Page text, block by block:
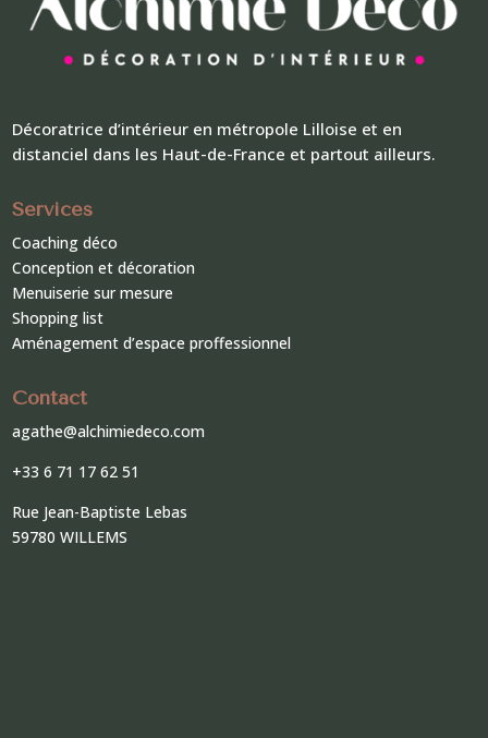
Décoratrice d’intérieur en métropole Lilloise et en
distanciel dans les Haut-de-France et partout ailleurs.
Services
Coaching déco
Conception et décoration
Menuiserie sur mesure
Shopping list
Aménagement d’espace proffessionnel
Contact
agathe@alchimiedeco.com
+33 6 71 17 62 51
Rue Jean-Baptiste Lebas
59780 WILLEMS